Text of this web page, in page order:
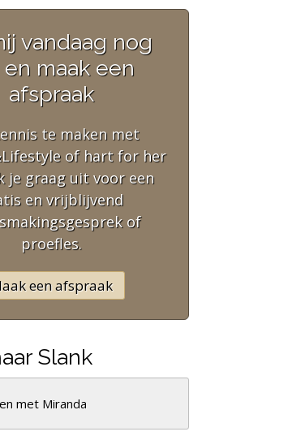
vandaag nog
en maak een
afspraak
te maken met
of hart for her
je graag uit voor een
en vrijblijvend
of
proefles.
een afspraak
Slank
met Miranda